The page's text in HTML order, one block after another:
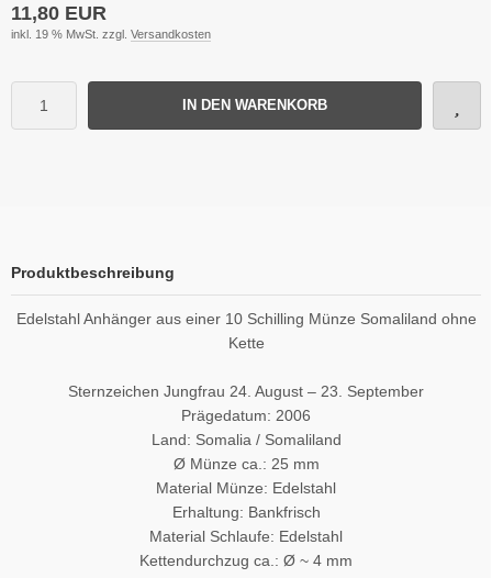
11,80 EUR
inkl. 19 % MwSt. zzgl. Versandkosten
IN DEN WARENKORB
Produktbeschreibung
Edelstahl Anhänger aus einer 10 Schilling Münze Somaliland ohne
Kette
Sternzeichen Jungfrau 24. August – 23. September
Prägedatum: 2006
Land: Somalia / Somaliland
Ø Münze ca.: 25 mm
Material Münze: Edelstahl
Erhaltung: Bankfrisch
Material Schlaufe: Edelstahl
Kettendurchzug ca.: Ø ~ 4 mm